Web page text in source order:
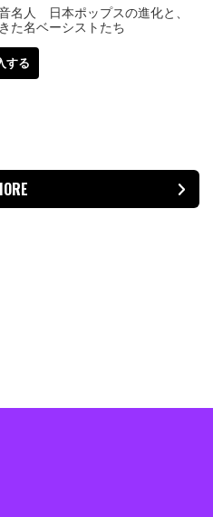
名人 日本ポップスの進化と、
た名ベーシストたち
する